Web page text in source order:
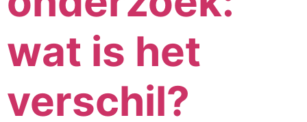
wat is het
verschil?